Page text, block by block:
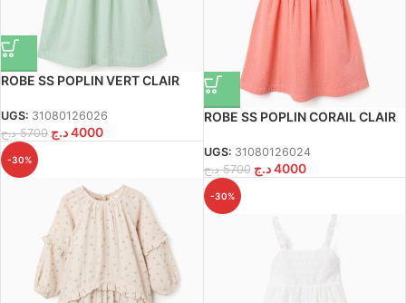
ROBE SS POPLIN VERT CLAIR
UGS: 31080126026
5700 د.ج 4000د.ج
ROBE SS POPLIN CORAIL CLAIR
UGS: 31080126024
5700 د.ج 4000 د.ج
-30%
-30%